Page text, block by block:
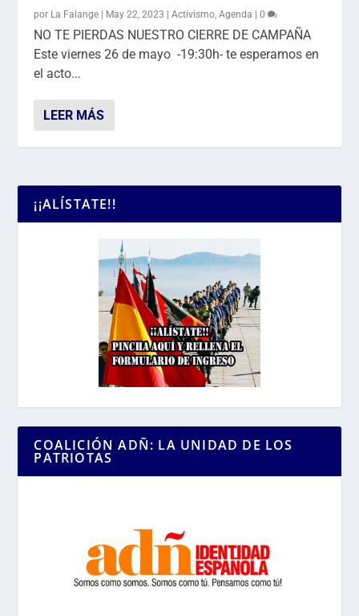
por La Falange | May 22, 2023 |Activismo ,Agenda |0
NO TE PIERDAS NUESTRO CIERRE DE CAMPAÑA
Este viernes 26 de mayo -19:30h- te esperamos en
el acto...
LEER MÁS
¡¡ALÍSTATE!!
COALICIÓN ADÑ: LA UNIDAD DE LOS
PATRIOTAS